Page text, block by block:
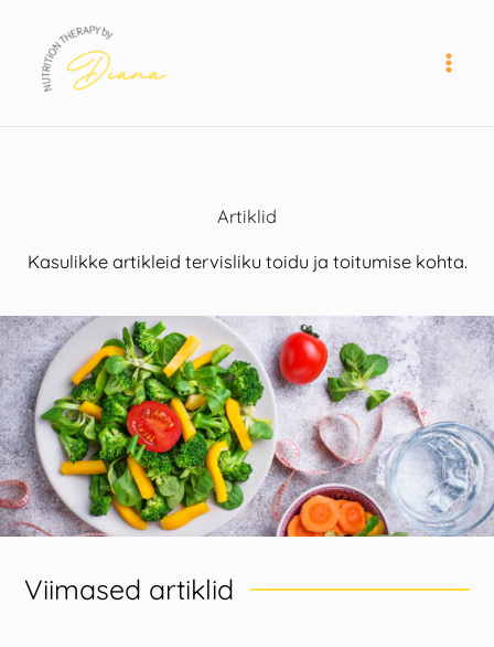
content
Artiklid
Kasulikke artikleid tervisliku toidu ja toitumise kohta.
Viimased artiklid